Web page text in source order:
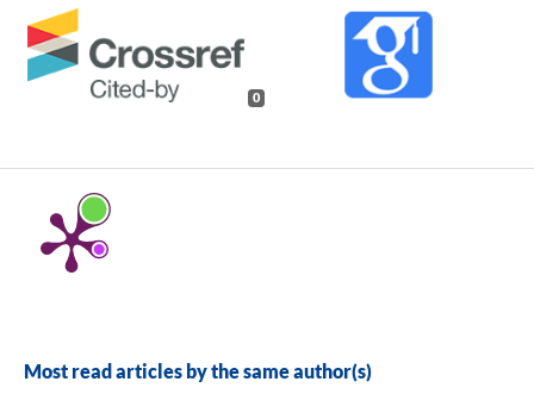
0
Most read articles by the same author(s)